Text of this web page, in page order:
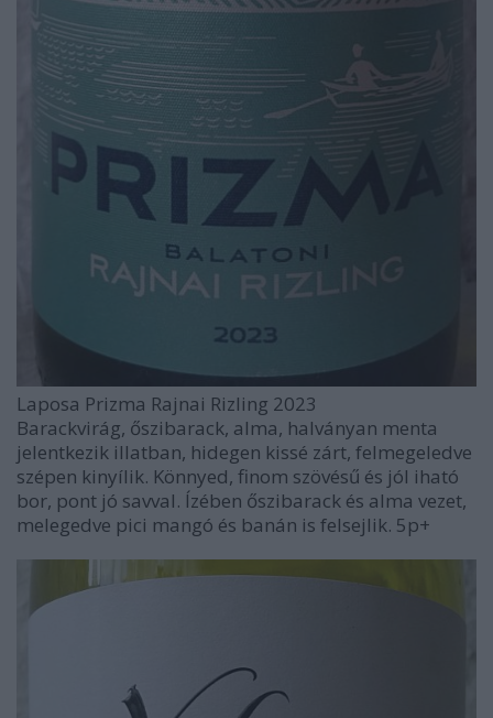
Laposa Prizma Rajnai Rizling 2023
Barackvirág, őszibarack, alma, halványan menta
jelentkezik illatban, hidegen kissé zárt, felmegeledve
szépen kinyílik. Könnyed, finom szövésű és jól iható
bor, pont jó savval. Ízében őszibarack és alma vezet,
melegedve pici mangó és banán is felsejlik. 5p+